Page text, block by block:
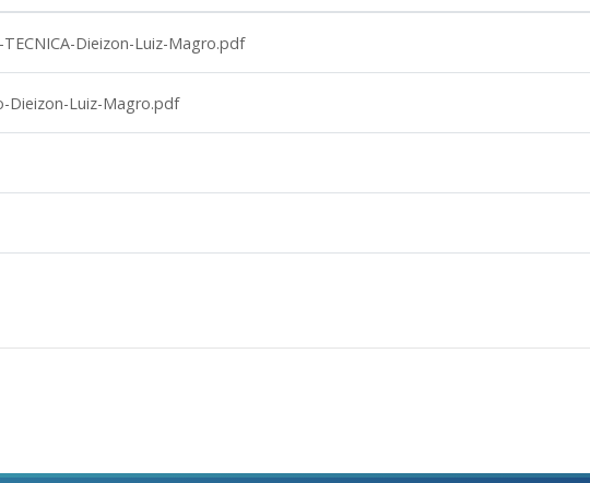
TECNICA-Dieizon-Luiz-Magro.pdf
Dieizon-Luiz-Magro.pdf